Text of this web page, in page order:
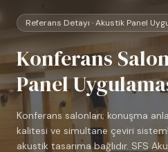
Referans Detayı · Akustik Panel
Konferans
Panel
Konferans salonları; konuşma
kalitesi ve simultane çeviri
akustik tasarıma bağlıdır. SFS